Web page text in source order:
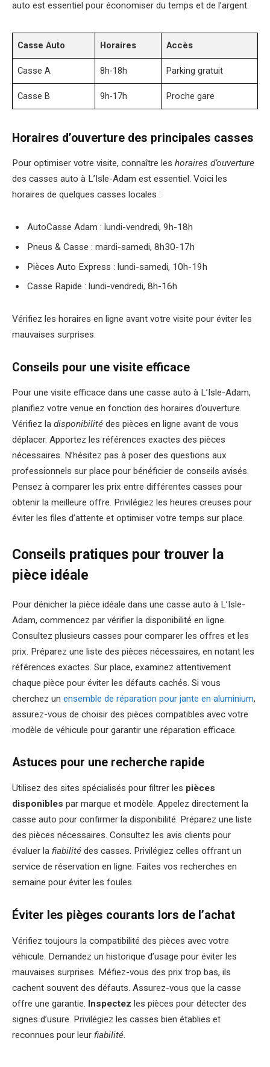
auto est essentiel pour économiser du temps et de l’argent.
Casse Auto Horaires Accès
Casse A 8h-18h Parking gratuit
Casse B 9h-17h Proche gare
Horaires d’ouverture des principales casses
Pour optimiser votre visite, connaître les horaires d’ouverture
des casses auto à L’Isle-Adam est essentiel. Voici les
horaires de quelques casses locales :
AutoCasse Adam : lundi-vendredi, 9h-18h
Pneus & Casse : mardi-samedi, 8h30-17h
Pièces Auto Express : lundi-samedi, 10h-19h
Casse Rapide : lundi-vendredi, 8h-16h
Vérifiez les horaires en ligne avant votre visite pour éviter les
mauvaises surprises.
Conseils pour une visite efficace
Pour une visite efficace dans une casse auto à L’Isle-Adam,
planifiez votre venue en fonction des horaires d’ouverture.
Vérifiez la disponibilité des pièces en ligne avant de vous
déplacer. Apportez les références exactes des pièces
nécessaires. N’hésitez pas à poser des questions aux
professionnels sur place pour bénéficier de conseils avisés.
Pensez à comparer les prix entre différentes casses pour
obtenir la meilleure offre. Privilégiez les heures creuses pour
éviter les files d’attente et optimiser votre temps sur place.
Conseils pratiques pour trouver la
pièce idéale
Pour dénicher la pièce idéale dans une casse auto à L’Isle-
Adam, commencez par vérifier la disponibilité en ligne.
Consultez plusieurs casses pour comparer les offres et les
prix. Préparez une liste des pièces nécessaires, en notant les
références exactes. Sur place, examinez attentivement
chaque pièce pour éviter les défauts cachés. Si vous
cherchez un ensemble de réparation pour jante en aluminium,
assurez-vous de choisir des pièces compatibles avec votre
modèle de véhicule pour garantir une réparation efficace.
Astuces pour une recherche rapide
Utilisez des sites spécialisés pour filtrer les pièces
disponibles par marque et modèle. Appelez directement la
casse auto pour confirmer la disponibilité. Préparez une liste
des pièces nécessaires. Consultez les avis clients pour
évaluer la fiabilité des casses. Privilégiez celles offrant un
service de réservation en ligne. Faites vos recherches en
semaine pour éviter les foules.
Éviter les pièges courants lors de l’achat
Vérifiez toujours la compatibilité des pièces avec votre
véhicule. Demandez un historique d’usage pour éviter les
mauvaises surprises. Méfiez-vous des prix trop bas, ils
cachent souvent des défauts. Assurez-vous que la casse
offre une garantie. Inspectez les pièces pour détecter des
signes d’usure. Privilégiez les casses bien établies et
reconnues pour leur fiabilité